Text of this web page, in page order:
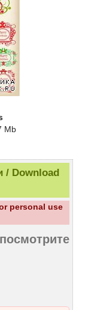
Mb
/ Download
personal use